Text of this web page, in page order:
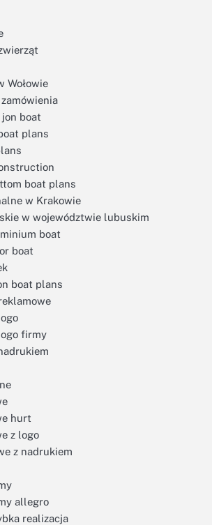
Wołowie
boat
plans
boat plans
w Krakowie
w województwie lubuskim
boat
boat
boat plans
firmy
hurt
z logo
z nadrukiem
allegro
realizacja